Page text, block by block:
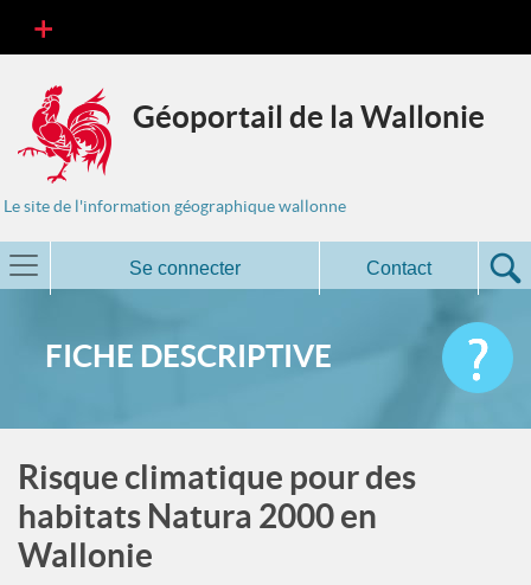
Géoportail de la Wallonie
Le site de l'information géographique wallonne
Se connecter Contact
FICHE DESCRIPTIVE
Risque climatique pour des
habitats Natura 2000 en
Wallonie